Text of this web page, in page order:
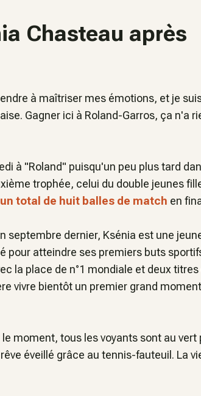
Chasteau après
à maîtriser mes émotions, et je
Gagner ici à Roland-Garros, ça n'a
à "Roland" puisqu'un peu plus tard
trophée, celui du double jeunes
total de huit balles de match en
septembre dernier, Ksénia est une
pour atteindre ses premiers buts
la place de n°1 mondiale et deux titres
vivre bientôt un premier grand
moment, tous les voyants sont au vert
éveillé grâce au tennis-fauteuil. La